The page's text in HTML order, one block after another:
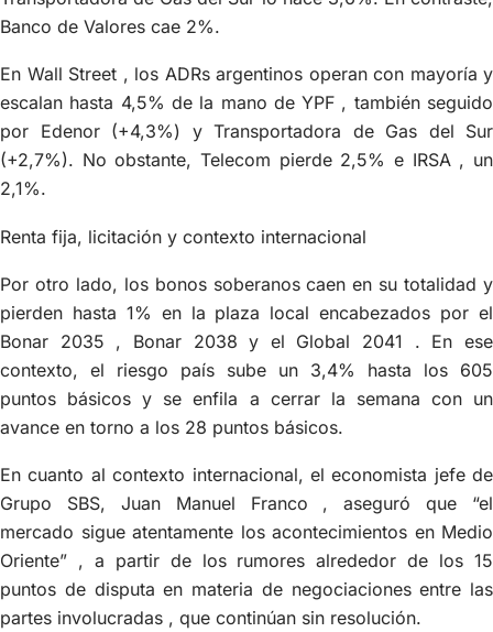
Banco de Valores cae 2%.
En Wall Street , los ADRs argentinos operan con mayoría y
escalan hasta 4,5% de la mano de YPF , también seguido
por Edenor (+4,3%) y Transportadora de Gas del Sur
(+2,7%). No obstante, Telecom pierde 2,5% e IRSA , un
2,1%.
Renta fija, licitación y contexto internacional
Por otro lado, los bonos soberanos caen en su totalidad y
pierden hasta 1% en la plaza local encabezados por el
Bonar 2035 , Bonar 2038 y el Global 2041 . En ese
contexto, el riesgo país sube un 3,4% hasta los 605
puntos básicos y se enfila a cerrar la semana con un
avance en torno a los 28 puntos básicos.
En cuanto al contexto internacional, el economista jefe de
Grupo SBS, Juan Manuel Franco , aseguró que “el
mercado sigue atentamente los acontecimientos en Medio
Oriente” , a partir de los rumores alrededor de los 15
puntos de disputa en materia de negociaciones entre las
partes involucradas , que continúan sin resolución.